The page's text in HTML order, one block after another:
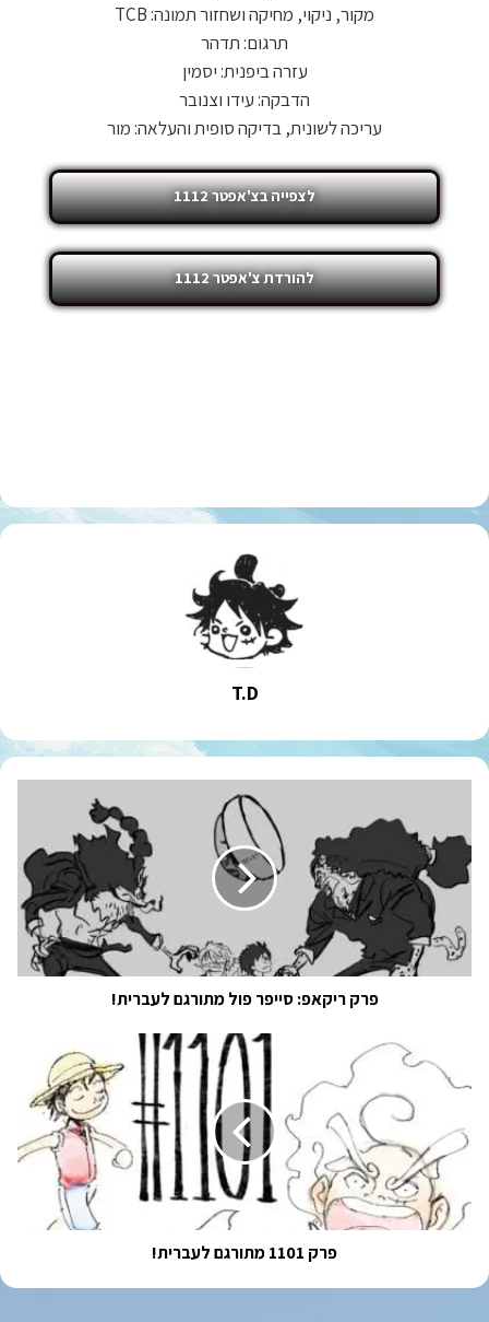
מקור, ניקוי, מחיקה ושחזור תמונה: TCB
תרגום: תדהר
עזרה ביפנית: יסמין
הדבקה: עידו וצנובר
עריכה לשונית, בדיקה סופית והעלאה: מור
לצפייה בצ'אפטר 1112
להורדת צ'אפטר 1112
T.D
סייפר
פול
מתורגם
לעברית!
פרק ריקאפ: סייפר פול מתורגם לעברית!
1101
מתורגם
לעברית!
פרק 1101 מתורגם לעברית!